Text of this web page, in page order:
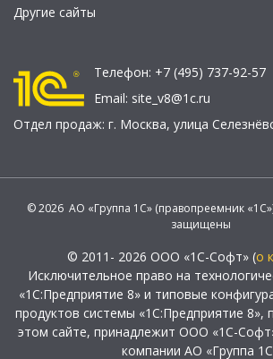
Другие сайты
Телефон: +7 (495) 737-92-57
Email: site_v8@1c.ru
Отдел продаж: г. Москва, улица
© 2026 АО «Группа 1С» (правопреемник
защищены
© 2011- 2026 ООО «1С-Софт» (о
Исключительное право на
«1С:Предприятие 8» и типовые
продуктов системы «1С:Предприятие 8»,
этом сайте, принадлежит ООО «1С-
компании АО «Группа